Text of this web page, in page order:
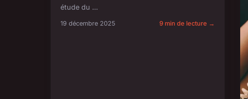
étude du ...
19 décembre 2025 9 min de lecture →